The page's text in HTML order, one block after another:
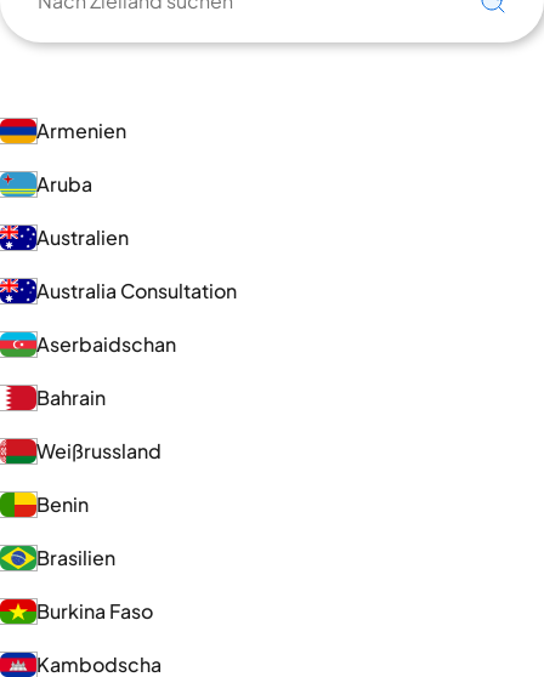
Armenien
Aruba
Australien
Australia Consultation
Aserbaidschan
Bahrain
Weißrussland
Benin
Brasilien
Burkina Faso
Kambodscha